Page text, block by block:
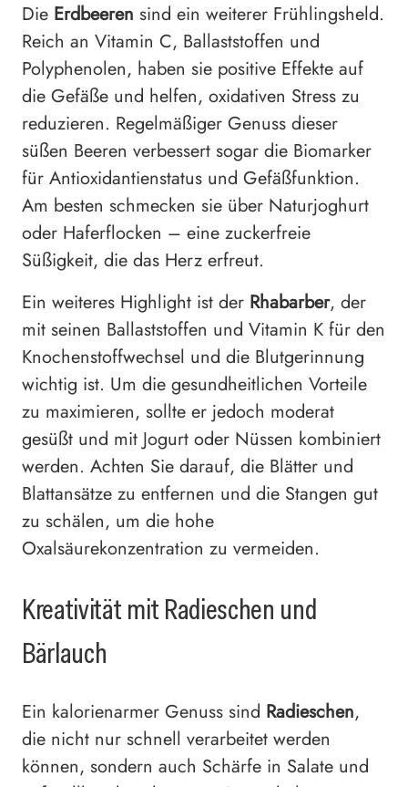
Die Erdbeeren sind ein weiterer Frühlingsheld.
Reich an Vitamin C, Ballaststoffen und
Polyphenolen, haben sie positive Effekte auf
die Gefäße und helfen, oxidativen Stress zu
reduzieren. Regelmäßiger Genuss dieser
süßen Beeren verbessert sogar die Biomarker
für Antioxidantienstatus und Gefäßfunktion.
Am besten schmecken sie über Naturjoghurt
oder Haferflocken – eine zuckerfreie
Süßigkeit, die das Herz erfreut.
Ein weiteres Highlight ist der Rhabarber, der
mit seinen Ballaststoffen und Vitamin K für den
Knochenstoffwechsel und die Blutgerinnung
wichtig ist. Um die gesundheitlichen Vorteile
zu maximieren, sollte er jedoch moderat
gesüßt und mit Jogurt oder Nüssen kombiniert
werden. Achten Sie darauf, die Blätter und
Blattansätze zu entfernen und die Stangen gut
zu schälen, um die hohe
Oxalsäurekonzentration zu vermeiden.
Kreativität mit Radieschen und
Bärlauch
Ein kalorienarmer Genuss sind Radieschen,
die nicht nur schnell verarbeitet werden
können, sondern auch Schärfe in Salate und